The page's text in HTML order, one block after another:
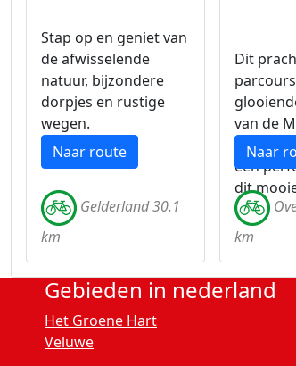
Stap op en geniet van
de afwisselende
natuur, bijzondere
dorpjes en rustige
wegen.
Naar route
Gelderland 30.1
km
Dit
van de
berg
een
dit
Naar
km
Gebieden in nederland
Het Groene Hart
Veluwe